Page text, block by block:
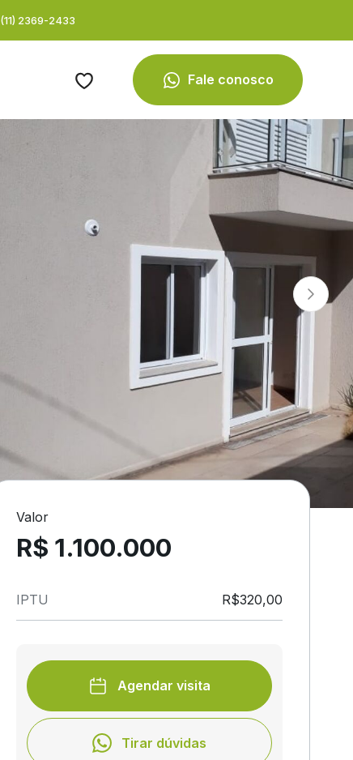
(11) 2369-2433
Fale conosco
Valor
R$ 1.100.000
IPTU R$320,00
Agendar visita
Tirar dúvidas